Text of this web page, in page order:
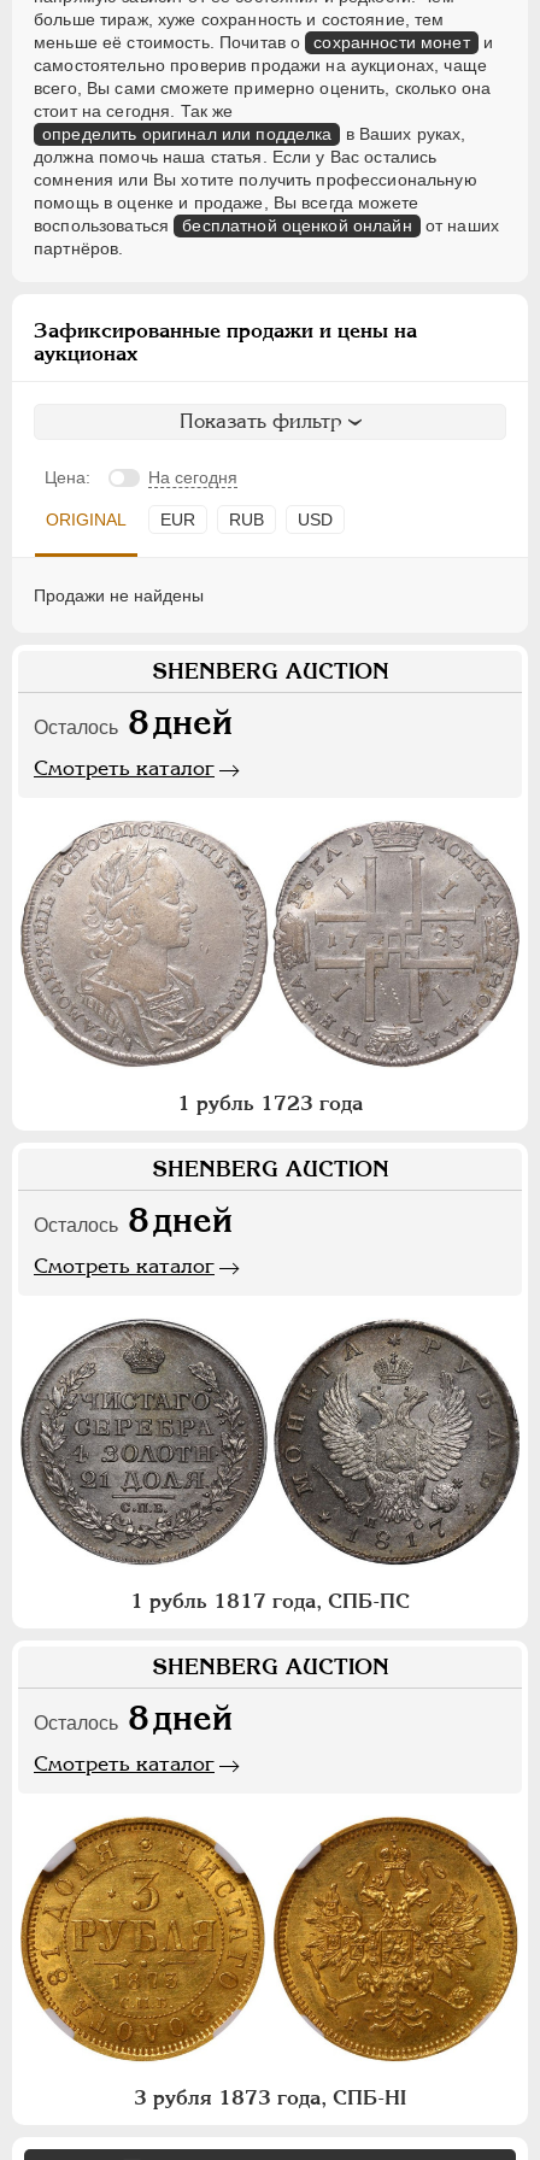
больше тираж, хуже сохранность и состояние, тем
меньше её стоимость. Почитав о сохранности монет и
самостоятельно проверив продажи на аукционах, чаще
всего, Вы сами сможете примерно оценить, сколько она
стоит на сегодня. Так же
определить оригинал или подделка
в Ваших руках,
должна помочь наша статья. Если у Вас остались
сомнения или Вы хотите получить профессиональную
помощь в оценке и продаже, Вы всегда можете
воспользоваться бесплатной оценкой онлайн от наших
партнёров.
Зафиксированные продажи и цены на
аукционах
Показать фильтр
Цена: На сегодня
ORIGINAL EUR RUB USD
Продажи не найдены
SHENBERG AUCTION
Осталось 8дней
Смотреть каталог
1 рубль 1723 года
SHENBERG AUCTION
Осталось 8дней
Смотреть каталог
1 рубль 1817 года, СПБ-ПС
SHENBERG AUCTION
Осталось 8дней
Смотреть каталог
3 рубля 1873 года, СПБ-НI